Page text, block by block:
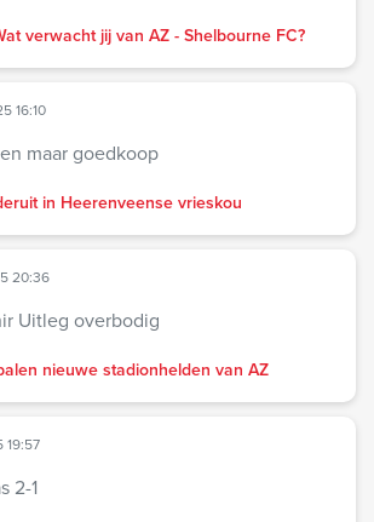
verwacht jij van AZ - Shelbourne FC?
16:10
maar goedkoop
in Heerenveense vrieskou
20:36
Uitleg overbodig
nieuwe stadionhelden van AZ
19:57
2-1